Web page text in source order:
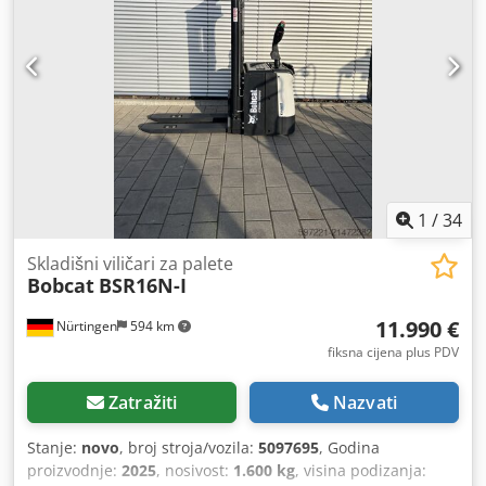
1 /34
Nürtingen 594 km
Skladišni viličari za palete
Bobcat BSR16N-I
11.990 €
fiksna cijena plus PDV
Zatražiti Nazvati
Stanje: novo, broj stroja/vozila: 5097695, Godina
proizvodnje: 2025, nosivost: 1.600 kg, visina podizanja: